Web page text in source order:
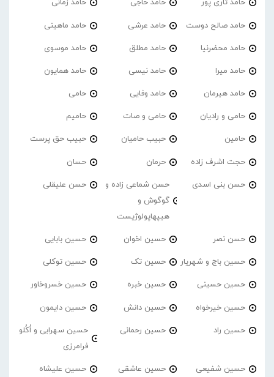
حامد تاری پور حامد حاجی حامد زمانی
حامد صالح دوست حامد عرشی حامد ماهینی
حامد محضرنیا حامد مطلق حامد موسوی
حامد میرا حامد نیسی حامد همایون
حامد هیرمان حامد وفایی حامی
حامی و رادیان حامی و صات حامیم
حامین حبیب حامیان حبیب حق پرست
حجت اشرف زاده حرمان حسان
حسن بنی اسدی
حسن شماعی زاده و
گوگوش و
هیپهاپولوژیست
حسن علیقلی
حسن نصر حسین اخوان حسین بابایی
حسین باج و شهریار حسین تک حسین توکلی
حسین حسینی حسین خبره حسین خسروخاور
حسین خیرخواه حسین دانش حسین دایمون
حسین راد حسین رحمانی
حسین سهرابی و اُکُلو
فرامرزی
حسین شفیعی حسین عاشقی حسین علیشاه